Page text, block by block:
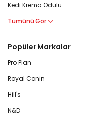
Kedi Krema Ödülü
Tümünü Gör
Popüler Markalar
Pro Plan
Royal Canin
Hill's
N&D